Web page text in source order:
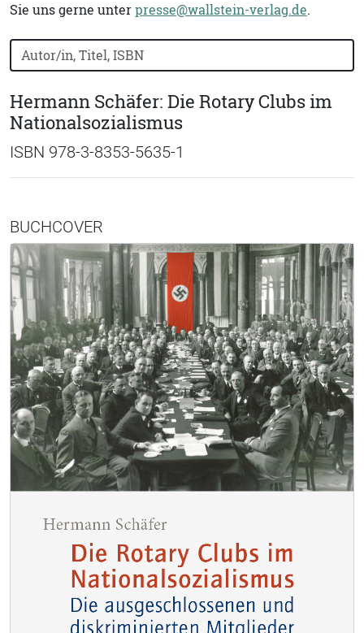
Sie uns gerne unterpresse@wallstein-verlag.de.
Bücher nach Buchtitel, Autorennamen oder ISBN
Hermann Schäfer: Die Rotary Clubs im
Nationalsozialismus
ISBN 978-3-8353-5635-1
BUCHCOVER